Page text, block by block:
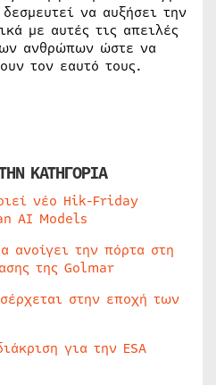
να αυξήσει την
με αυτές τις απειλές
ανθρώπων ώστε να
τον εαυτό τους.
ΚΑΤΗΓΟΡΙΑ
νέο Hik-Friday
AI Models
ανοίγει την πόρτα στη
της Golmar
στην εποχή των
για την ESA